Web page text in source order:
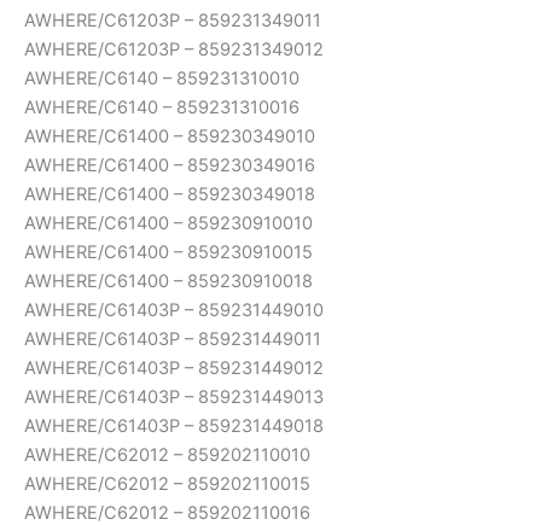
AWHERE/C61203P – 859231349011
AWHERE/C61203P – 859231349012
AWHERE/C6140 – 859231310010
AWHERE/C6140 – 859231310016
AWHERE/C61400 – 859230349010
AWHERE/C61400 – 859230349016
AWHERE/C61400 – 859230349018
AWHERE/C61400 – 859230910010
AWHERE/C61400 – 859230910015
AWHERE/C61400 – 859230910018
AWHERE/C61403P – 859231449010
AWHERE/C61403P – 859231449011
AWHERE/C61403P – 859231449012
AWHERE/C61403P – 859231449013
AWHERE/C61403P – 859231449018
AWHERE/C62012 – 859202110010
AWHERE/C62012 – 859202110015
AWHERE/C62012 – 859202110016